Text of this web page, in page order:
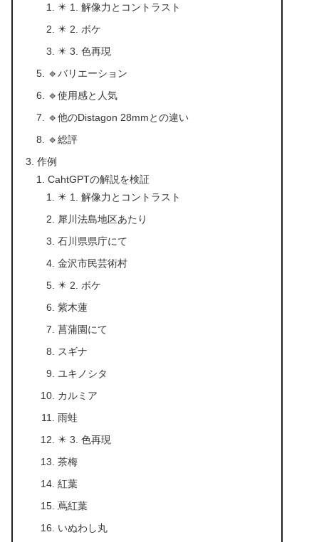
✴️ 1. 解像力とコントラスト
✴️ 2. ボケ
✴️ 3. 色再現
🔹バリエーション
🔹使用感と人気
🔹他のDistagon 28mmとの違い
🔹総評
作例
CahtGPTの解説を検証
✴️ 1. 解像力とコントラスト
犀川法島地区あたり
石川県県庁にて
金沢市民芸術村
✴️ 2. ボケ
紫木蓮
菖蒲園にて
スギナ
ユキノシタ
カルミア
雨蛙
✴️ 3. 色再現
茶梅
紅葉
蔦紅葉
いぬわし丸